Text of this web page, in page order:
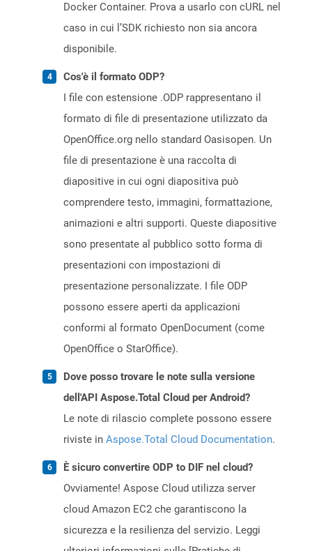
Docker Container. Prova a usarlo con cURL nel
caso in cui l’SDK richiesto non sia ancora
disponibile.
Cos'è il formato ODP?
I file con estensione .ODP rappresentano il
formato di file di presentazione utilizzato da
OpenOffice.org nello standard Oasisopen. Un
file di presentazione è una raccolta di
diapositive in cui ogni diapositiva può
comprendere testo, immagini, formattazione,
animazioni e altri supporti. Queste diapositive
sono presentate al pubblico sotto forma di
presentazioni con impostazioni di
presentazione personalizzate. I file ODP
possono essere aperti da applicazioni
conformi al formato OpenDocument (come
OpenOffice o StarOffice).
Dove posso trovare le note sulla versione
dell'API Aspose.Total Cloud per Android?
Le note di rilascio complete possono essere
riviste in Aspose.Total Cloud Documentation.
È sicuro convertire ODP to DIF nel cloud?
Ovviamente! Aspose Cloud utilizza server
cloud Amazon EC2 che garantiscono la
sicurezza e la resilienza del servizio. Leggi